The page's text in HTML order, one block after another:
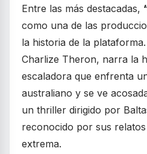
Entre las más destacadas,
como una de las
la historia de la
Charlize Theron, narra la
escaladora que enfrenta
australiano y se ve
un thriller dirigido por
reconocido por sus
extrema.